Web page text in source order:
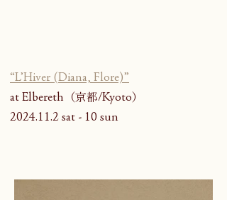
“L’Hiver (Diana, Flore)”
at Elbereth（京都/Kyoto）
2024.11.2 sat - 10 sun